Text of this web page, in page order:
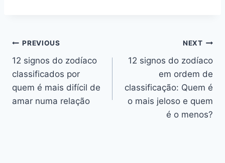
Navegação
de
artigos
PREVIOUS
12 signos do zodíaco
classificados por
quem é mais difícil de
amar numa relação
NEXT
12 signos do zodíaco
em ordem de
classificação: Quem é
o mais jeloso e quem
é o menos?